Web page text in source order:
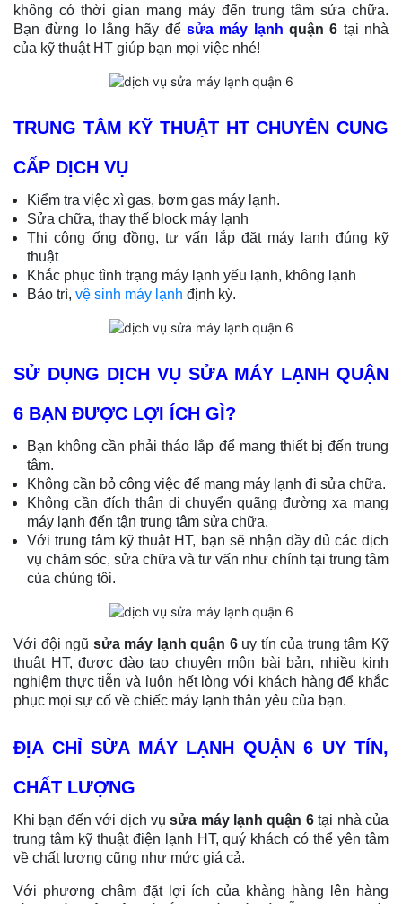
không có thời gian mang máy đến trung tâm sửa chữa.
Bạn đừng lo lắng hãy để sửa máy lạnh quận 6 tại nhà
của kỹ thuật HT giúp bạn mọi việc nhé!
TRUNG TÂM KỸ THUẬT HT CHUYÊN CUNG
CẤP DỊCH VỤ
Kiểm tra việc xì gas, bơm gas máy lạnh.
Sửa chữa, thay thế block máy lạnh
Thi công ống đồng, tư vấn lắp đặt máy lạnh đúng kỹ
thuật
Khắc phục tình trạng máy lạnh yếu lạnh, không lạnh
Bảo trì, vệ sinh máy lạnh định kỳ.
SỬ DỤNG DỊCH VỤ SỬA MÁY LẠNH QUẬN
6 BẠN ĐƯỢC LỢI ÍCH GÌ?
Bạn không cần phải tháo lắp để mang thiết bị đến trung
tâm.
Không cần bỏ công việc để mang máy lạnh đi sửa chữa.
Không cần đích thân di chuyển quãng đường xa mang
máy lạnh đến tận trung tâm sửa chữa.
Với trung tâm kỹ thuật HT, bạn sẽ nhận đầy đủ các dịch
vụ chăm sóc, sửa chữa và tư vấn như chính tại trung tâm
của chúng tôi.
Với đội ngũ sửa máy lạnh quận 6uy tín của trung tâm Kỹ
thuật HT, được đào tạo chuyên môn bài bản, nhiều kinh
nghiệm thực tiễn và luôn hết lòng với khách hàng để khắc
phục mọi sự cố về chiếc máy lạnh thân yêu của bạn.
ĐỊA CHỈ SỬA MÁY LẠNH QUẬN 6 UY TÍN,
CHẤT LƯỢNG
Khi bạn đến với dịch vụsửa máy lạnh quận 6tại nhà của
trung tâm kỹ thuật điện lạnh HT, quý khách có thể yên tâm
về chất lượng cũng như mức giá cả.
Với phương châm đặt lợi ích của khàng hàng lên hàng